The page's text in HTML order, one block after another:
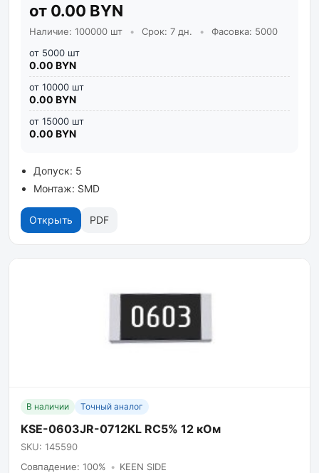
от 0.00 BYN
Наличие: 100000 шт • Срок: 7 дн. •
Фасовка: 5000
от 5000 шт
0.00 BYN
от 10000 шт
0.00 BYN
от 15000 шт
0.00 BYN
Допуск: 5
Монтаж: SMD
Открыть PDF
В наличии Точный аналог
KSE-0603JR-0712KL RC5% 12 кОм
SKU: 145590
Совпадение: 100% • KEEN SIDE